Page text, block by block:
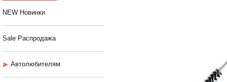
NEW Новинки
Sale Распродажа
Автолюбителям